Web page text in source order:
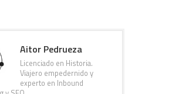
Aitor Pedrueza
Licenciado en Historia.
Viajero empedernido y
experto en Inbound